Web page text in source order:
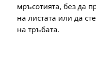
мръсотията, без да
на листата или да
на тръбата.